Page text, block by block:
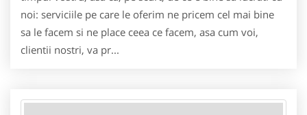
noi: serviciile pe care le oferim ne pricem cel mai bine
sa le facem si ne place ceea ce facem, asa cum voi,
clientii nostri, va pr...